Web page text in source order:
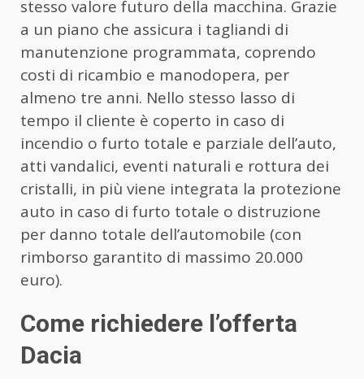
stesso valore futuro della macchina. Grazie
a un piano che assicura i tagliandi di
manutenzione programmata, coprendo
costi di ricambio e manodopera, per
almeno tre anni. Nello stesso lasso di
tempo il cliente è coperto in caso di
incendio o furto totale e parziale dell’auto,
atti vandalici, eventi naturali e rottura dei
cristalli, in più viene integrata la protezione
auto in caso di furto totale o distruzione
per danno totale dell’automobile (con
rimborso garantito di massimo 20.000
euro).
Come richiedere l’offerta
Dacia